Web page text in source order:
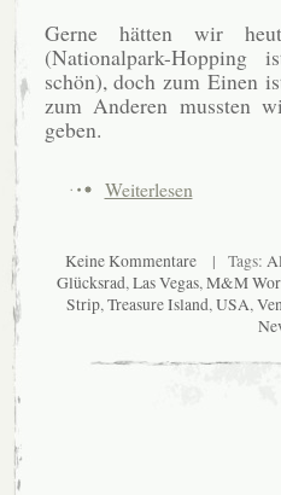
Gerne hätten wir
(Nationalpark-Hopping
schön), doch zum Einen
zum Anderen mussten
geben.
Weiterlesen
Keine Kommentare| Tags:
Glücksrad,Las Vegas,M&M
Strip,Treasure Island,USA,